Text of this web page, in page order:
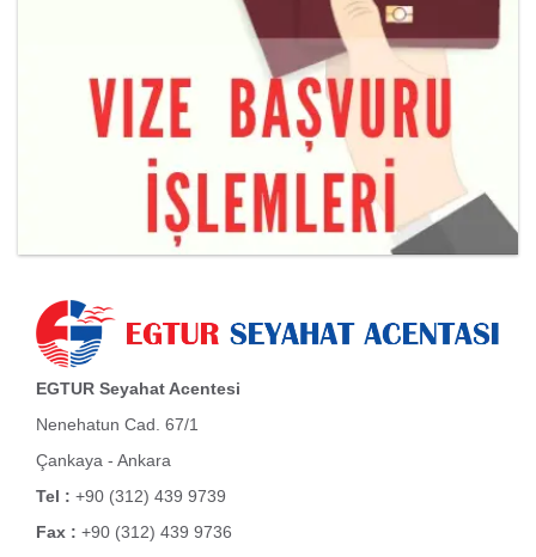
EGTUR Seyahat Acentesi
Nenehatun Cad. 67/1
Çankaya - Ankara
Tel : +90 (312) 439 9739
Fax : +90 (312) 439 9736